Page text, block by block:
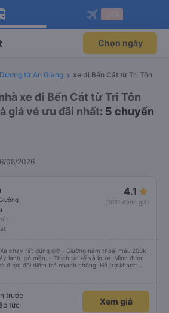
Vexere ngay!
đãi thành viên độc
Mở app
Vexere
khi đặt vé máy bay qua
Mở app
Chọn ngày
từ An Giang xe đi Bến Cát từ Tri Tôn
xe đi Bến Cát từ Tri Tôn
giá vé ưu đãi nhất: 5 chuyến
08/2026
4.1
(1021 đánh giá)
- Giường nằm thoải mái. 200k
lạnh, có mền. - Thích tài xế và lơ xe. Mình được
được đổi điểm trả nhanh chóng. Hỗ trợ khách
đi xe mở nhạc làm mình hoài niệm về Sài Gòn
mát, sạch sẽ, có nước uống, có ổ cắm sạc, có
cách làm việc của nhà xe: nhanh-gọn-lẹ, xúc
kiểu du lịch bụi như mình.
trước
tức
Xem giá